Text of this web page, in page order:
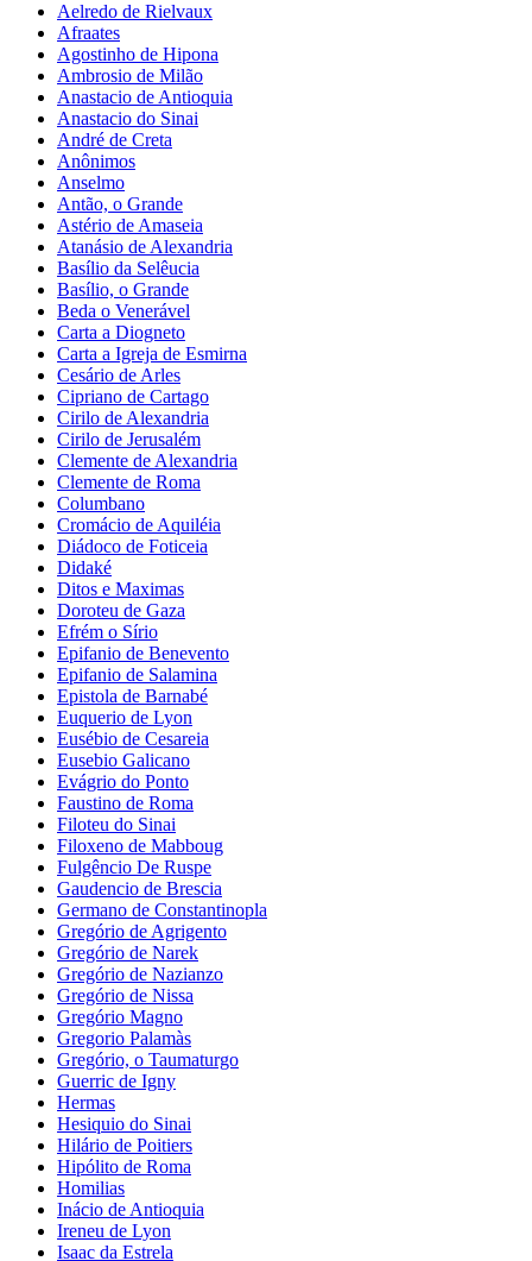
Aelredo de Rielvaux
Afraates
Agostinho de Hipona
Ambrosio de Milão
Anastacio de Antioquia
Anastacio do Sinai
André de Creta
Anônimos
Anselmo
Antão, o Grande
Astério de Amaseia
Atanásio de Alexandria
Basílio da Selêucia
Basílio, o Grande
Beda o Venerável
Carta a Diogneto
Carta a Igreja de Esmirna
Cesário de Arles
Cipriano de Cartago
Cirilo de Alexandria
Cirilo de Jerusalém
Clemente de Alexandria
Clemente de Roma
Columbano
Cromácio de Aquiléia
Diádoco de Foticeia
Didaké
Ditos e Maximas
Doroteu de Gaza
Efrém o Sírio
Epifanio de Benevento
Epifanio de Salamina
Epistola de Barnabé
Euquerio de Lyon
Eusébio de Cesareia
Eusebio Galicano
Evágrio do Ponto
Faustino de Roma
Filoteu do Sinai
Filoxeno de Mabboug
Fulgêncio De Ruspe
Gaudencio de Brescia
Germano de Constantinopla
Gregório de Agrigento
Gregório de Narek
Gregório de Nazianzo
Gregório de Nissa
Gregório Magno
Gregorio Palamàs
Gregório, o Taumaturgo
Guerric de Igny
Hermas
Hesiquio do Sinai
Hilário de Poitiers
Hipólito de Roma
Homilias
Inácio de Antioquia
Ireneu de Lyon
Isaac da Estrela